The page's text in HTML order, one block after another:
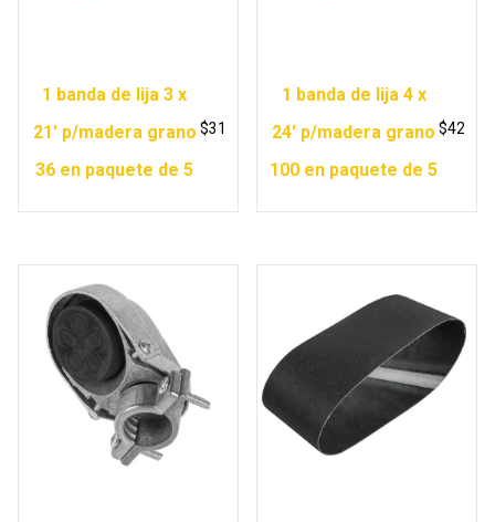
1 banda de lija 3 x
21′ p/madera grano
36 en paquete de 5
$31
1 banda de lija 4 x
24′ p/madera grano
100 en paquete de 5
$42